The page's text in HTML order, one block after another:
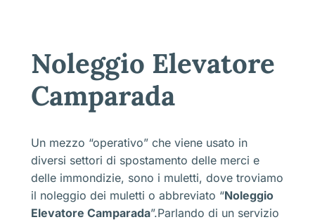
Noleggio Elevatore
Camparada
Un mezzo “operativo” che viene usato in
diversi settori di spostamento delle merci e
delle immondizie, sono i muletti, dove troviamo
il noleggio dei muletti o abbreviato “Noleggio
Elevatore Camparada”.Parlando di un servizio